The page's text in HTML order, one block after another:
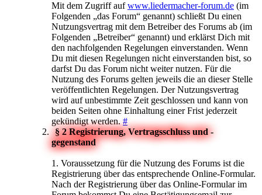
Mit dem Zugriff aufwww.liedermacher-forum.de (im
Folgenden „das Forum“ genannt) schließt Du einen
Nutzungsvertrag mit dem Betreiber des Forums ab (im
Folgenden „Betreiber“ genannt) und erklärst Dich mit
den nachfolgenden Regelungen einverstanden. Wenn
Du mit diesen Regelungen nicht einverstanden bist, so
darfst Du das Forum nicht weiter nutzen. Für die
Nutzung des Forums gelten jeweils die an dieser Stelle
veröffentlichten Regelungen. Der Nutzungsvertrag
wird auf unbestimmte Zeit geschlossen und kann von
beiden Seiten ohne Einhaltung einer Frist jederzeit
gekündigt werden.#
§ 2 Registrierung, Vertragsschluss und -
gegenstand
1. Voraussetzung für die Nutzung des Forums ist die
Registrierung über das entsprechende Online-Formular.
Nach der Registrierung über das Online-Formular im